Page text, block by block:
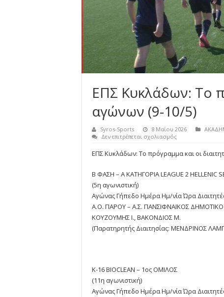
ΕΠΣ Κυκλάδων: Το
αγώνων (9-10/5)
Syros-Sports 8 Μαΐου 2026
Δεν επιτρέπεται σχολιασμόςστο
Κυκλάδων:
Το
και
αγώνων
10/5)
ΕΠΣ Κυκλάδων: Το πρόγραμμα και οι
Β ΦΑΣΗ – Α ΚΑΤΗΓΟΡΙΑ LEAGUE 2 HELLENIC
(5η αγωνιστική)
Αγώνας Γήπεδο Ημέρα Ημ/νία Ώρα
Α.Ο. ΠΑΡΟΥ – Α.Σ. ΠΑΝΣΙΦΝΑΪΚΟΣ ΔΗΜΟΤΙΚΟ
ΚΟΥΖΟΥΜΗΣ Ι., ΒΑΚΟΝΔΙΟΣ Μ.
(Παρατηρητής Διαιτησίας: ΜΕΝΔΡΙΝΟΣ
Κ-16 BIOCLEAN – 1ος ΟΜΙΛΟΣ
(11η αγωνιστική)
Αγώνας Γήπεδο Ημέρα Ημ/νία Ώρα